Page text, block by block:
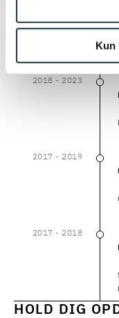
Kun
2018 - 2023
2017 - 2019
2017 - 2018
HOLD DIG